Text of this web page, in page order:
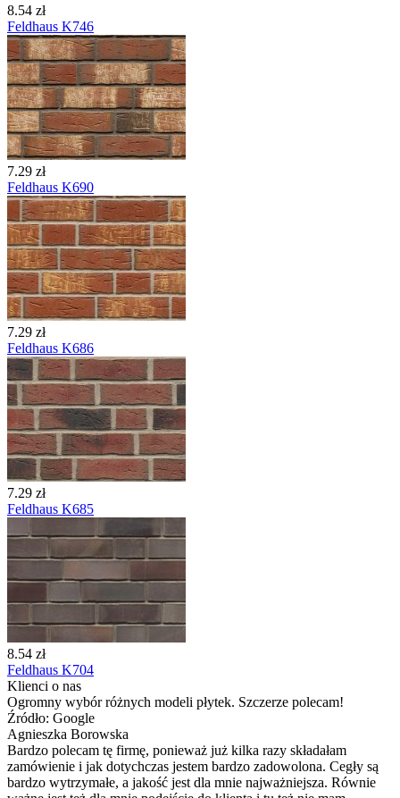
8.54 zł
Feldhaus K746
7.29 zł
Feldhaus K690
7.29 zł
Feldhaus K686
7.29 zł
Feldhaus K685
8.54 zł
Feldhaus K704
Klienci o nas
Ogromny wybór różnych modeli płytek. Szczerze polecam!
Źródło: Google
Agnieszka Borowska
Bardzo polecam tę firmę, ponieważ już kilka razy składałam
zamówienie i jak dotychczas jestem bardzo zadowolona. Cegły są
bardzo wytrzymałe, a jakość jest dla mnie najważniejsza. Równie